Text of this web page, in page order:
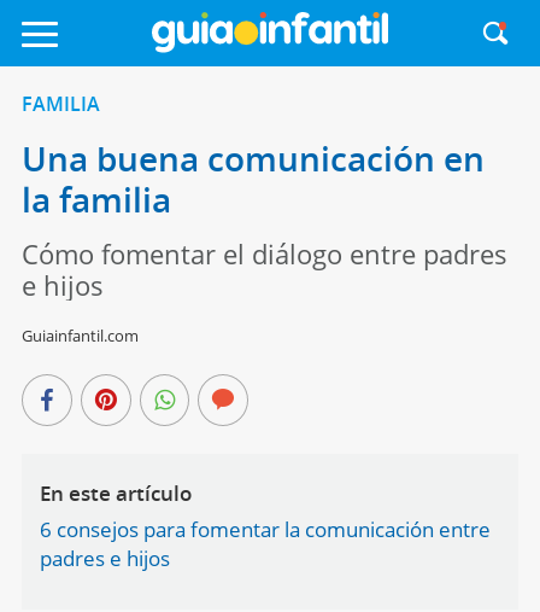
FAMILIA
Una buena comunicación en
la familia
Cómo fomentar el diálogo entre padres
e hijos
Guiainfantil.com
En este artículo
6 consejos para fomentar la comunicación entre
padres e hijos